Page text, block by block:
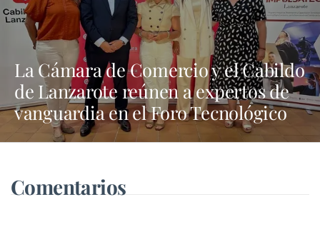
La Cámara de Comercio y el Cabildo
de Lanzarote reúnen a expertos de
vanguardia en el Foro Tecnológico
“Tech Nexus”
Comentarios